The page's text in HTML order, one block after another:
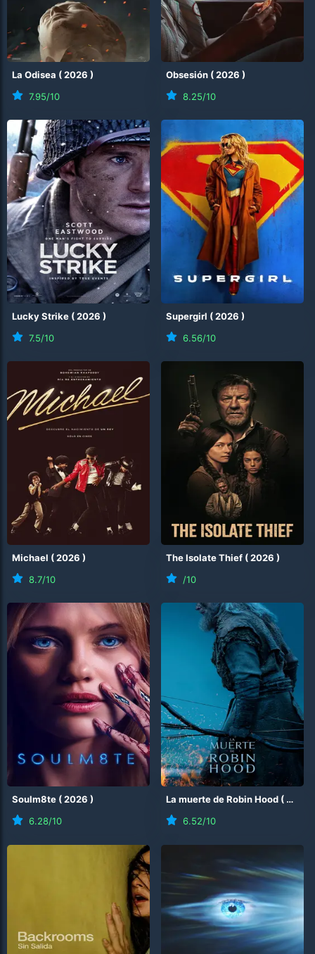
La Odisea (2026 )
7.95/10
Obsesión (2026 )
8.25/10
Lucky Strike (2026 )
7.5/10
Supergirl (2026 )
6.56/10
Michael (2026 )
8.7/10
The Isolate Thief (2026 )
/10
Soulm8te (2026 )
6.28/10
La muerte de Robin Hood ( 2026
6.52/10